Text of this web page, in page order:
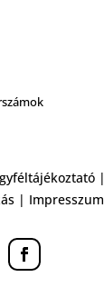
|
| Impresszum